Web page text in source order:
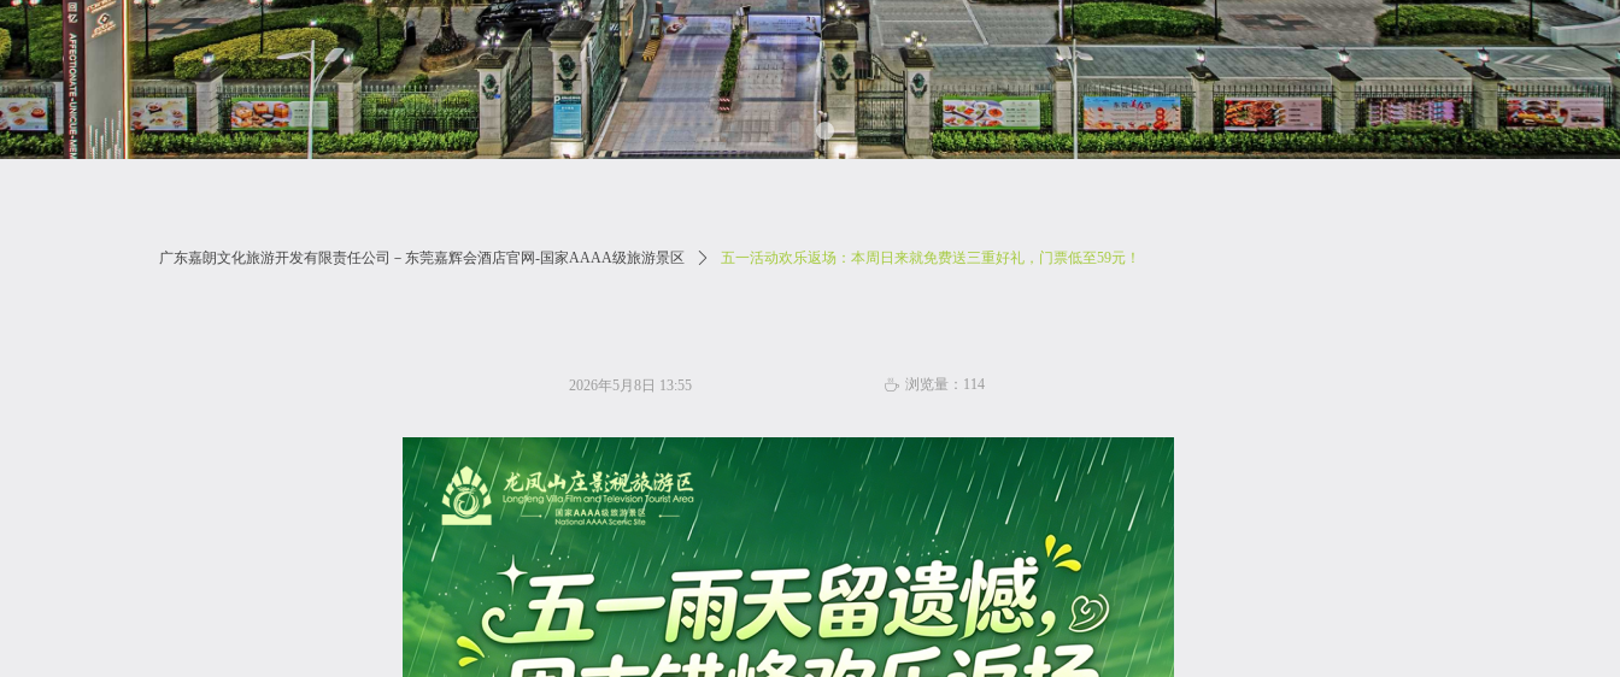
广东嘉朗文化旅游开发有限责任公司－东莞嘉辉会酒店官网-国家AAAA级旅游景区 ꄲ 五一活动欢乐返场：本周日来就免费送三重好礼，门票低至59元！
2026年5月8日 13:55 ꄘ 浏览量： 114